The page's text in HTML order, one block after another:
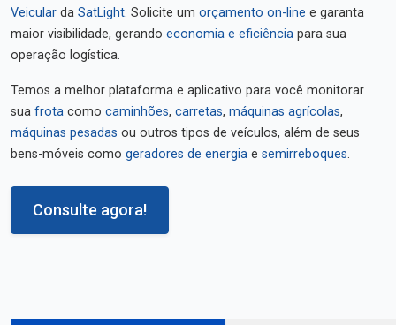
Veicular da SatLight. Solicite um orçamento on-line e garanta
maior visibilidade, gerando economia e eficiência para sua
operação logística.
Temos a melhor plataforma e aplicativo para você monitorar
sua frota como caminhões, carretas, máquinas agrícolas,
máquinas pesadas ou outros tipos de veículos, além de seus
bens-móveis como geradores de energia e semirreboques.
Consulte agora!